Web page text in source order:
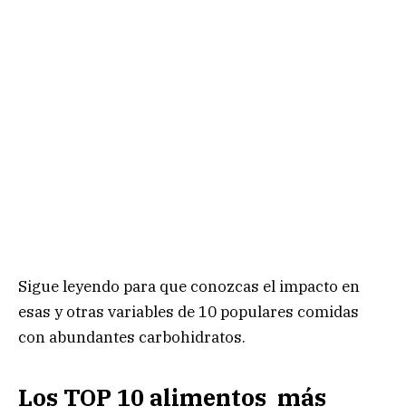
Sigue leyendo para que conozcas el impacto en
esas y otras variables de 10 populares comidas
con abundantes carbohidratos.
Los TOP 10 alimentos más